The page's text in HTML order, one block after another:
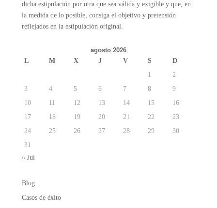
dicha estipulación por otra que sea válida y exigible y que, en
la medida de lo posible, consiga el objetivo y pretensión
reflejados en la estipulación original.
agosto 2026
L
M X J V S
D
1
2
3
4 5 6 7 8
9
10
11 12 13 14 15
16
17
18 19 20 21 22
23
24
25 26 27 28 29
30
31
« Jul
Blog
Casos de éxito